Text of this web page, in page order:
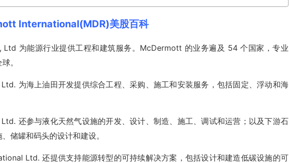
International(MDR)美股百科
为能源行业提供工程和建筑服务。McDermott 的业务遍及 54 个国家，专业
。
为海上油田开发提供综合工程、采购、施工和安装服务，包括固定、浮动和海
还参与液化天然气设施的开发、设计、制造、施工、调试和运营；以及下游石
储罐和码头的设计和建设。
Ltd. 还提供支持能源转型的可持续解决方案，包括设计和建造低碳设施的可